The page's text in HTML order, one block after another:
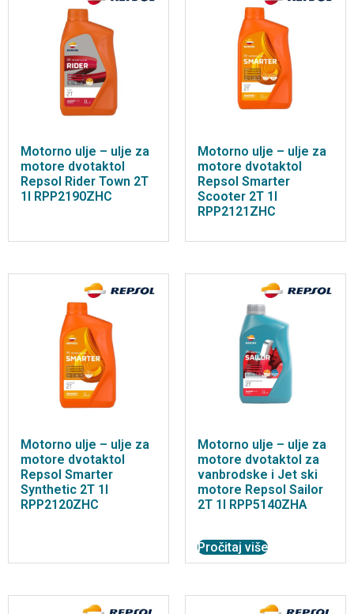
Motorno ulje – ulje za
motore dvotaktol
Repsol Rider Town 2T
1l RPP2190ZHC
Motorno ulje – ulje za
motore dvotaktol
Repsol Smarter
Scooter 2T 1l
RPP2121ZHC
Motorno ulje – ulje za
motore dvotaktol
Repsol Smarter
Synthetic 2T 1l
RPP2120ZHC
Motorno ulje – ulje za
motore dvotaktol za
vanbrodske i Jet ski
motore Repsol Sailor
2T 1l RPP5140ZHA
Pročitaj više